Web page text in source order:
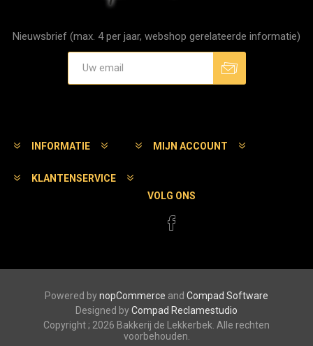
Nieuwsbrief (max. 4 per jaar, webshop gerelateerde informatie)
INFORMATIE MIJN ACCOUNT
KLANTENSERVICE
VOLG ONS
Powered bynopCommerce and Compad Software
Designed byCompad Reclamestudio
Copyright ; 2026 Bakkerij de Lekkerbek. Alle rechten
voorbehouden.